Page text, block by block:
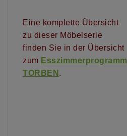
Eine komplette Übersicht
zu dieser Möbelserie
finden Sie in der Übersicht
zum Esszimmerprogramm
TORBEN .